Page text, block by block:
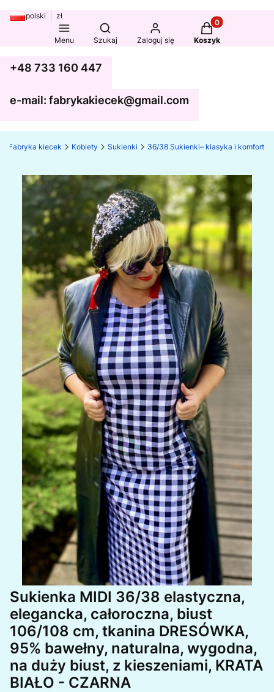
polski zł
Menu
Otwórz wyszukiwarkę
Szukaj Zaloguj się
Produkty w
Koszyk
+48 733 160 447
e-mail: fabrykakiecek@gmail.com
Fabryka kiecek Kobiety Sukienki 36/38 Sukienki– klasyka i komfort
Sukienka MIDI 36/38 elastyczna,
elegancka, całoroczna, biust
106/108 cm, tkanina DRESÓWKA,
95% bawełny, naturalna, wygodna,
na duży biust, z kieszeniami, KRATA
BIAŁO - CZARNA